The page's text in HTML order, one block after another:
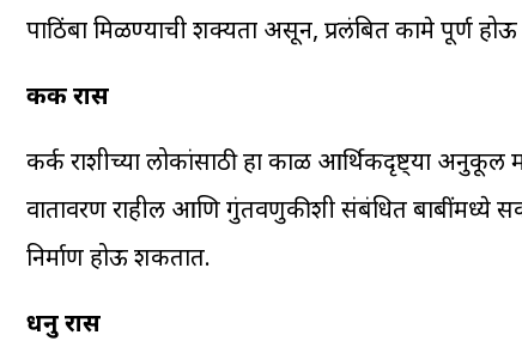
पाठिंबा मिळण्याची शक्यता असून, प्रलंबित कामे पूर्ण
कर्क रास
कर्क राशीच्या लोकांसाठी हा काळ आर्थिकदृष्ट्या
वातावरण राहील आणि गुंतवणुकीशी संबंधित बाबींमध्ये
निर्माण होऊ शकतात.
धनु रास